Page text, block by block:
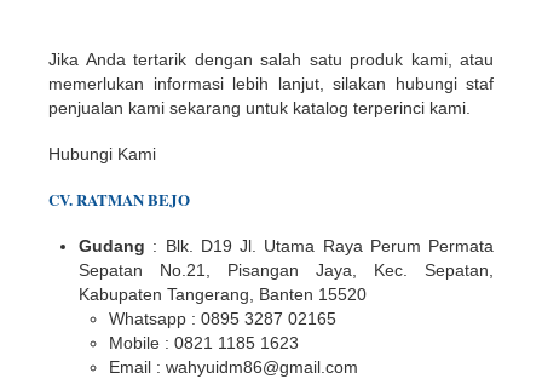
Jika Anda tertarik dengan salah satu produk kami, atau
memerlukan informasi lebih lanjut, silakan hubungi staf
penjualan kami sekarang untuk katalog terperinci kami.
Hubungi Kami
CV. RATMAN BEJO
Gudang : Blk. D19 Jl. Utama Raya Perum Permata
Sepatan No.21, Pisangan Jaya, Kec. Sepatan,
Kabupaten Tangerang, Banten 15520
Whatsapp : 0895 3287 02165
Mobile : 0821 1185 1623
Email : wahyuidm86@gmail.com